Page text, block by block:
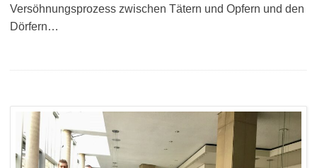
Versöhnungsprozess zwischen Tätern und Opfern und den
Dörfern…